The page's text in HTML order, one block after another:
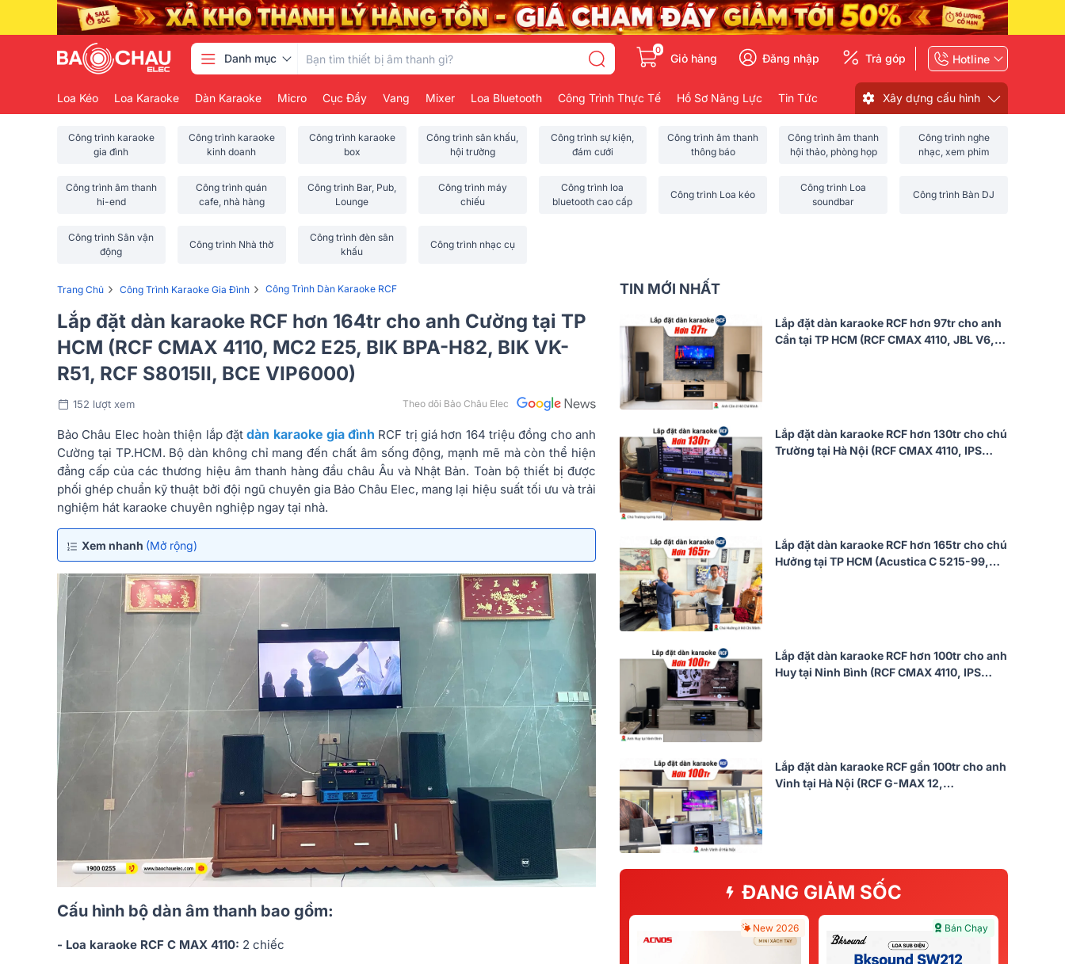
Danh mục
0
Giỏ hàng Đăng nhập Trả góp Hotline
Loa Kéo Loa Karaoke Dàn Karaoke Micro Cục Đẩy Vang Mixer Loa Bluetooth Công Trình Thực Tế Hồ Sơ Năng Lực Tin Tức Xây dựng cấu hình
Công trình karaoke
gia đình
Công trình karaoke
kinh doanh
Công trình karaoke
box
Công trình sân khấu,
hội trường
Công trình sự kiện,
đám cưới
Công trình âm thanh
thông báo
Công trình âm thanh
hội thảo, phòng họp
Công trình nghe
nhạc, xem phim
Công trình âm thanh
hi-end
Công trình quán
cafe, nhà hàng
Công trình Bar, Pub,
Lounge
Công trình máy
chiếu
Công trình loa
bluetooth cao cấp
Công trình Loa kéo
Công trình Loa
soundbar
Công trình Bàn DJ
Công trình Sân vận
động
Công trình Nhà thờ
Công trình đèn sân
khấu
Công trình nhạc cụ
Trang Chủ › Công Trình Karaoke Gia Đình › Công Trình Dàn Karaoke RCF
Lắp đặt dàn karaoke RCF hơn 164tr cho anh Cường tại TP
HCM (RCF CMAX 4110, MC2 E25, BIK BPA-H82, BIK VK-
R51, RCF S8015II, BCE VIP6000)
152 lượt xem Theo dõi Bảo Châu Elec
Bảo Châu Elec hoàn thiện lắp đặtdàn karaoke gia đình RCF trị giá hơn 164 triệu đồng cho anh
Cường tại TP.HCM. Bộ dàn không chỉ mang đến chất âm sống động, mạnh mẽ mà còn thể hiện
đẳng cấp của các thương hiệu âm thanh hàng đầu châu Âu và Nhật Bản. Toàn bộ thiết bị được
phối ghép chuẩn kỹ thuật bởi đội ngũ chuyên gia Bảo Châu Elec, mang lại hiệu suất tối ưu và trải
nghiệm hát karaoke chuyên nghiệp ngay tại nhà.
Xem nhanh (Mở rộng)
Cấu hình bộ dàn âm thanh bao gồm:
- Loa karaoke RCF C MAX 4110: 2 chiếc
TIN MỚI NHẤT
Lắp đặt dàn karaoke RCF hơn 97tr cho anh
Cần tại TP HCM (RCF CMAX 4110, JBL V6,
Lắp đặt dàn karaoke RCF hơn 130tr cho chú
Trường tại Hà Nội (RCF CMAX 4110, IPS
Lắp đặt dàn karaoke RCF hơn 165tr cho chú
Hưởng tại TP HCM (Acustica C 5215-99,
Lắp đặt dàn karaoke RCF hơn 100tr cho anh
Huy tại Ninh Bình (RCF CMAX 4110, IPS
Lắp đặt dàn karaoke RCF gần 100tr cho anh
Vinh tại Hà Nội (RCF G-MAX 12,
ĐANG GIẢM SỐC
New 2026 Bán Chạy